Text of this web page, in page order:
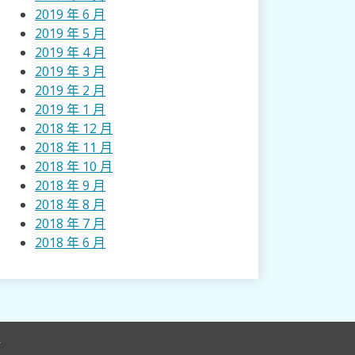
2019 年 6 月
2019 年 5 月
2019 年 4 月
2019 年 3 月
2019 年 2 月
2019 年 1 月
2018 年 12 月
2018 年 11 月
2018 年 10 月
2018 年 9 月
2018 年 8 月
2018 年 7 月
2018 年 6 月